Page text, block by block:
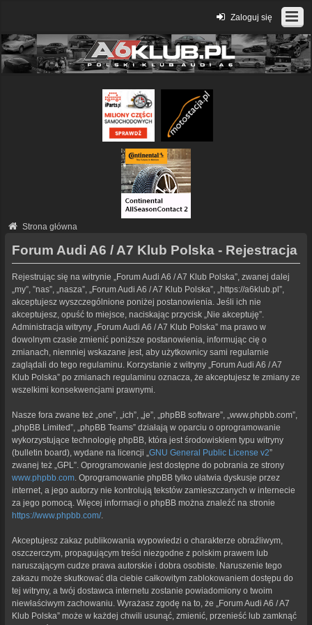
Zaloguj się
Strona główna
Forum Audi A6 / A7 Klub Polska - Rejestracja
Rejestrując się na witrynie „Forum Audi A6 / A7 Klub Polska”, zwanej dalej
„my”, ”nas”, „nasza”, „Forum Audi A6 / A7 Klub Polska”, „https://a6klub.pl”,
akceptujesz wyszczególnione poniżej postanowienia. Jeśli ich nie
akceptujesz, opuść to miejsce, naciskając przycisk „Nie akceptuję”.
Administracja witryny „Forum Audi A6 / A7 Klub Polska” ma prawo w
dowolnym czasie zmienić poniższe postanowienia, informując cię o
zmianach, niemniej wskazane jest, aby użytkownicy sami regularnie
zaglądali do tego regulaminu. Korzystanie z witryny „Forum Audi A6 / A7
Klub Polska” po zmianach regulaminu oznacza, że akceptujesz te zmiany ze
wszelkimi konsekwencjami prawnymi.
Nasze fora zwane też „one”, „ich”, „je”, „phpBB software”, „www.phpbb.com”,
„phpBB Limited”, „phpBB Teams” działają w oparciu o oprogramowanie
wykorzystujące technologię phpBB, która jest środowiskiem typu witryny
(bulletin board), wydane na licencji „ GNU General Public License v2”
zwanej też „GPL”. Oprogramowanie jest dostępne do pobrania ze strony
www.phpbb.com . Oprogramowanie phpBB tylko ułatwia dyskusje przez
internet, a jego autorzy nie kontrolują tekstów zamieszczanych w internecie
za jego pomocą. Więcej informacji o phpBB można znaleźć na stronie
https://www.phpbb.com/.
Akceptujesz zakaz publikowania wypowiedzi o charakterze obraźliwym,
oszczerczym, propagującym treści niezgodne z polskim prawem lub
naruszającym cudze prawa autorskie i dobra osobiste. Naruszenie tego
zakazu może skutkować dla ciebie całkowitym zablokowaniem dostępu do
tej witryny, a twój dostawca internetu zostanie powiadomiony o twoim
niewłaściwym zachowaniu. Wyrażasz zgodę na to, że „Forum Audi A6 / A7
Klub Polska” może w każdej chwili usunąć, zmienić, przenieść lub zamknąć